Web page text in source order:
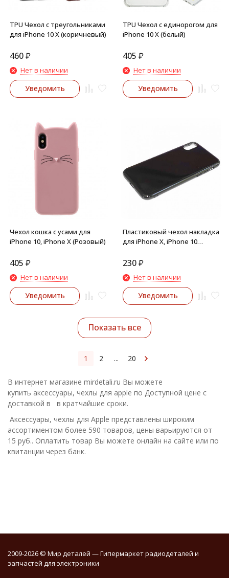
TPU Чехол с треугольниками
для iPhone 10 X (коричневый)
460₽
Нет в наличии
Уведомить
TPU Чехол с единорогом для
iPhone 10 X (белый)
405 ₽
Нет в наличии
Уведомить
Чехол кошка с усами для
iPhone 10, iPhone X (Розовый)
405 ₽
Нет в наличии
Уведомить
Пластиковый чехол накладка
для iPhone X, iPhone 10
230₽
Нет в наличии
Уведомить
Показать все
1 2 ... 20
В интернет магазине mirdetali.ru Вы можете
купить аксессуары, чехлы для apple по Доступной цене с
доставкой в в кратчайшие сроки.
Аксессуары, чехлы для Apple представлены широким
ассортиментом более 590 товаров, цены варьируются от
15 руб.. Оплатить товар Вы можете онлайн на сайте или по
квитанции через банк.
2009-2026 © Мир деталей — Гипермаркет радиодеталей и
запчастей для электроники